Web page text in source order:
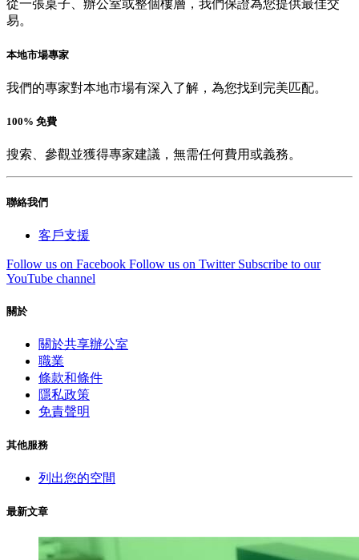
從一張桌子、辦公室或整個樓層，我們保證為您提供最佳交
易。
本地市場專家
我們的專家對本地市場有深入了解，為您找到完美匹配。
100% 免費
搜索、參觀並獲得專家建議，無需任何費用或義務。
聯絡我們
客戶支援
Follow us on Facebook Follow us on Twitter Subscribe to our
YouTube channel
關於
關於共享辦公室
職業
條款和條件
隱私政策
免責聲明
其他服務
列出您的空間
最新文章